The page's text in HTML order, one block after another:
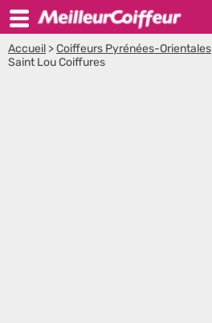
Accueil >Coiffeurs Pyrénées-Orientales
Saint Lou Coiffures